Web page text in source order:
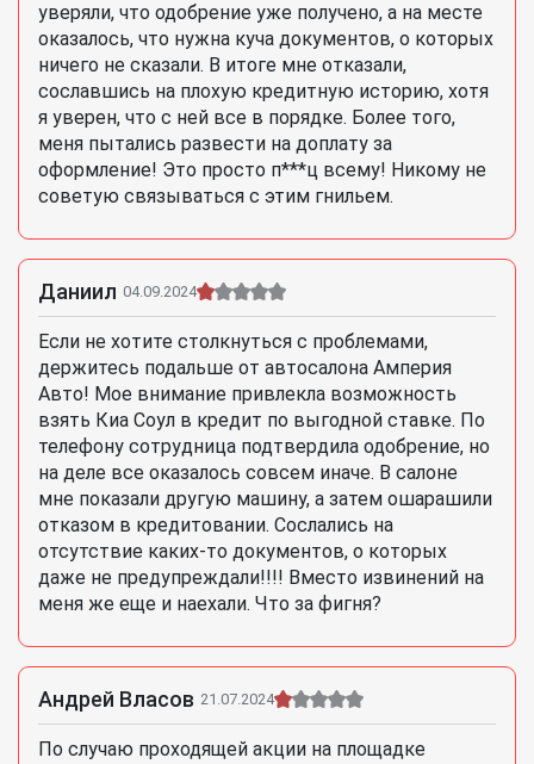
уверяли, что одобрение уже получено, а на месте
оказалось, что нужна куча документов, о которых
ничего не сказали. В итоге мне отказали,
сославшись на плохую кредитную историю, хотя
я уверен, что с ней все в порядке. Более того,
меня пытались развести на доплату за
оформление! Это просто п***ц всему! Никому не
советую связываться с этим гнильем.
Даниил 04.09.2024
Если не хотите столкнуться с проблемами,
держитесь подальше от автосалона Амперия
Авто! Мое внимание привлекла возможность
взять Киа Соул в кредит по выгодной ставке. По
телефону сотрудница подтвердила одобрение, но
на деле все оказалось совсем иначе. В салоне
мне показали другую машину, а затем ошарашили
отказом в кредитовании. Сослались на
отсутствие каких-то документов, о которых
даже не предупреждали!!!! Вместо извинений на
меня же еще и наехали. Что за фигня?
Андрей Власов 21.07.2024
По случаю проходящей акции на площадке